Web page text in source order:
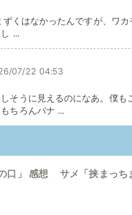
くはなかったんですが、ワ
...
07/22 04:53
そうに見えるのになあ。僕も
ちろんバナ ...
の口」 感想 サメ「挟まっち